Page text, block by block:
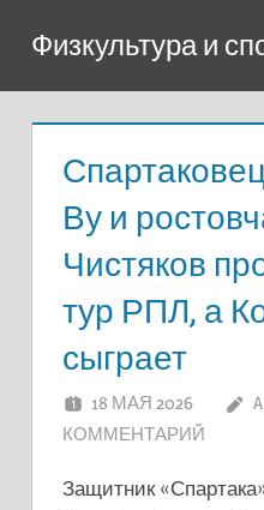
содержимому
Физкультура и
Ву и
Чистяков
тур РПЛ, а
сыграет
18 МАЯ 2026
КОММЕНТАРИЙ
Защитник